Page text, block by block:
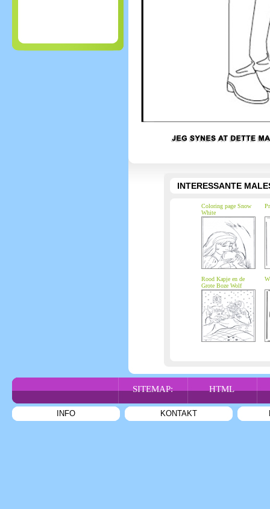
INTERESSANTE
Coloring page Snow
White
Rood Kapje en de
Grote Boze Wolf
SITEMAP: HTML
INFO KONTAKT